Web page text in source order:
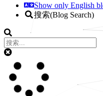
Show only English
搜索(Blog Search)